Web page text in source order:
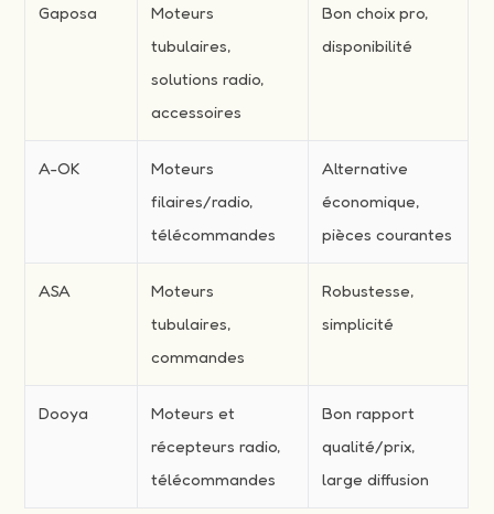
Gaposa
Moteurs
tubulaires,
solutions radio,
accessoires
Bon choix pro,
disponibilité
A-OK
Moteurs
filaires/radio,
télécommandes
Alternative
économique,
pièces courantes
ASA
Moteurs
tubulaires,
commandes
Robustesse,
simplicité
Dooya
Moteurs et
récepteurs radio,
télécommandes
Bon rapport
qualité/prix,
large diffusion